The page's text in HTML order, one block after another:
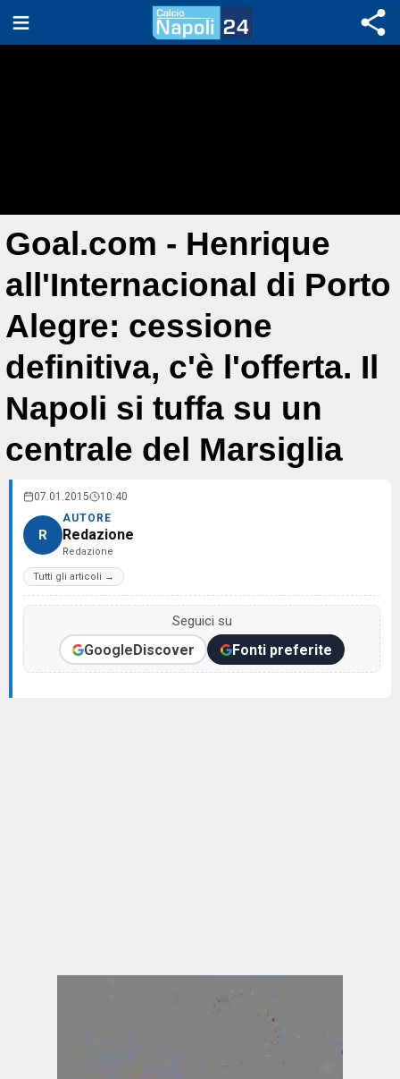
Goal.com - Henrique
all'Internacional di Porto
Alegre: cessione
definitiva, c'è l'offerta. Il
Napoli si tuffa su un
centrale del Marsiglia
07.01.2015 10:40
R
AUTORE
Redazione
Redazione
Tutti gli articoli →
Seguici su
GoogleDiscover Fonti preferite